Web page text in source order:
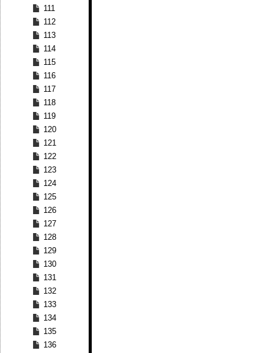
111
112
113
114
115
116
117
118
119
120
121
122
123
124
125
126
127
128
129
130
131
132
133
134
135
136